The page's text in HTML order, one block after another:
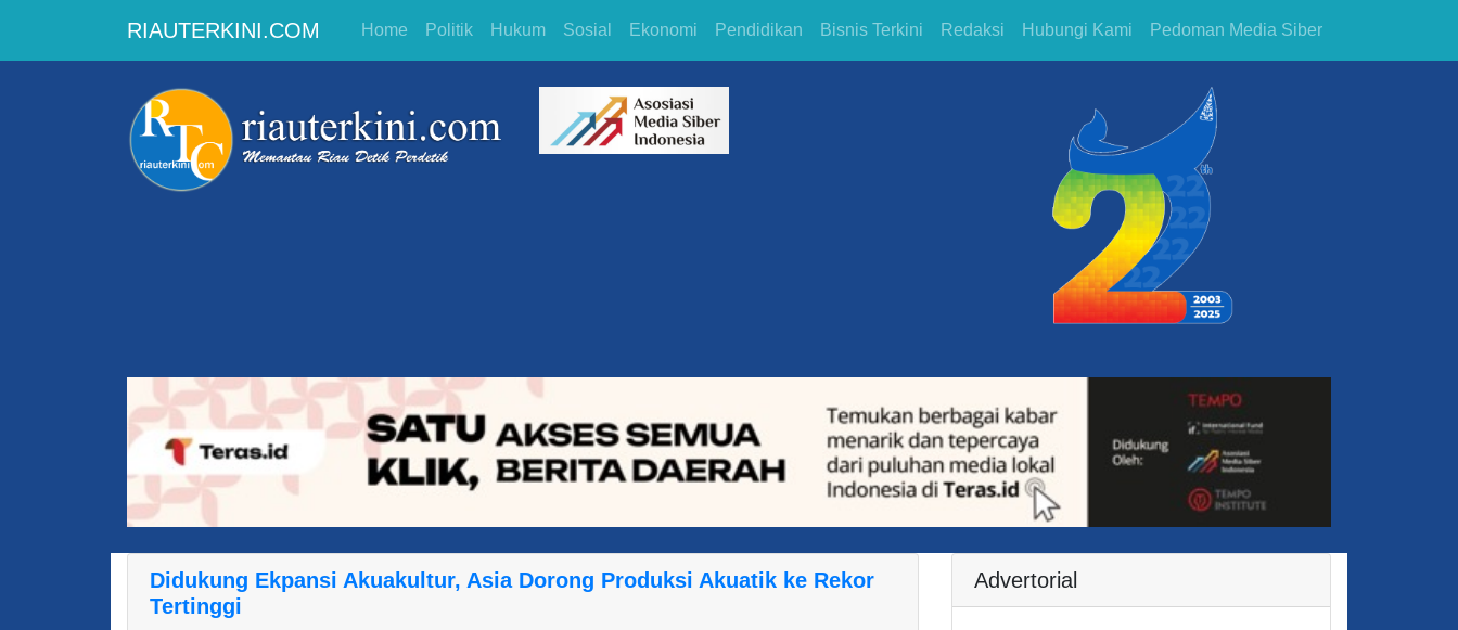
RIAUTERKINI.COM Home Politik Hukum Sosial Ekonomi Pendidikan Bisnis Terkini Redaksi Hubungi Kami Pedoman Media Siber
Didukung Ekpansi Akuakultur, Asia Dorong Produksi Akuatik ke Rekor
Tertinggi
Advertorial